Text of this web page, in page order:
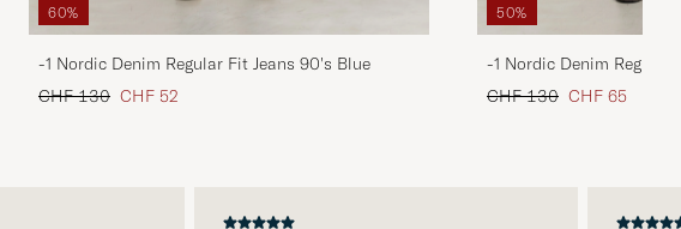
60%
-1 Nordic Denim Regular Fit Jeans 90's Blue
Regulärer Preis
CHF 130 Reduzierter Preis
CHF 52
50%
-1 Nordic Denim Regular
Regulärer Preis
CHF 130 Reduzierter
CHF 65